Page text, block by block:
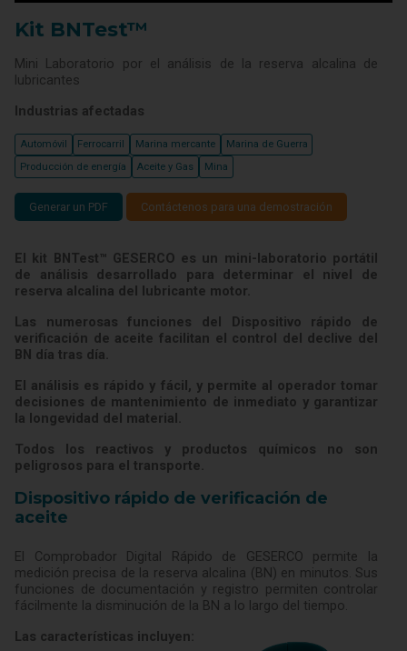
Kit BNTest™
Mini Laboratorio por el análisis de la reserva alcalina de
lubricantes
Industrias afectadas
Automóvil Ferrocarril Marina mercante
Marina de Guerra
Producción de energía
Aceite y Gas Mina
Generar un PDF Contáctenos para una demostración
El kit BNTest™ GESERCO es un mini-laboratorio portátil
de análisis desarrollado para determinar el nivel de
reserva alcalina del lubricante motor.
Las numerosas funciones del Dispositivo rápido de
verificación de aceite facilitan el control del declive del
BN día tras día.
El análisis es rápido y fácil, y permite al operador tomar
decisiones de mantenimiento de inmediato y garantizar
la longevidad del material.
Todos los reactivos y productos químicos no son
peligrosos para el transporte.
Dispositivo rápido de verificación de
aceite
El Comprobador Digital Rápido de GESERCO permite la
medición precisa de la reserva alcalina (BN) en minutos. Sus
funciones de documentación y registro permiten controlar
fácilmente la disminución de la BN a lo largo del tiempo.
Las características incluyen: